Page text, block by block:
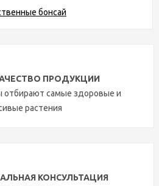
бонсай
ПРОДУКЦИИ
отбирают самые здоровые и
растения
КОНСУЛЬТАЦИЯ